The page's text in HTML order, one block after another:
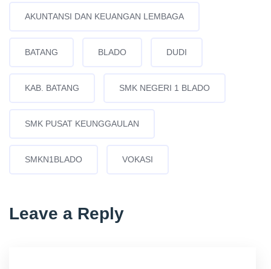
AKUNTANSI DAN KEUANGAN LEMBAGA
BATANG BLADO DUDI
KAB. BATANG SMK NEGERI 1 BLADO
SMK PUSAT KEUNGGAULAN
SMKN1BLADO VOKASI
Leave a Reply